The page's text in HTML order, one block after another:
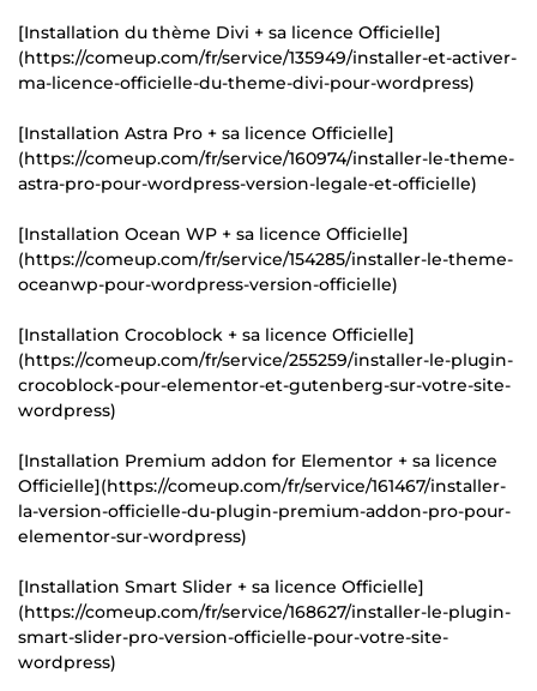
[Installation du thème Divi + sa licence Officielle]
(https://comeup.com/fr/service/135949/installer-et-activer-
ma-licence-officielle-du-theme-divi-pour-wordpress)
[Installation Astra Pro + sa licence Officielle]
(https://comeup.com/fr/service/160974/installer-le-theme-
astra-pro-pour-wordpress-version-legale-et-officielle)
[Installation Ocean WP + sa licence Officielle]
(https://comeup.com/fr/service/154285/installer-le-theme-
oceanwp-pour-wordpress-version-officielle)
[Installation Crocoblock + sa licence Officielle]
(https://comeup.com/fr/service/255259/installer-le-plugin-
crocoblock-pour-elementor-et-gutenberg-sur-votre-site-
wordpress)
[Installation Premium addon for Elementor + sa licence
Officielle](https://comeup.com/fr/service/161467/installer-
la-version-officielle-du-plugin-premium-addon-pro-pour-
elementor-sur-wordpress)
[Installation Smart Slider + sa licence Officielle]
(https://comeup.com/fr/service/168627/installer-le-plugin-
smart-slider-pro-version-officielle-pour-votre-site-
wordpress)